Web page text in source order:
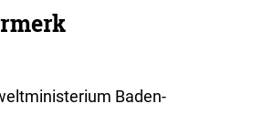
Baden-